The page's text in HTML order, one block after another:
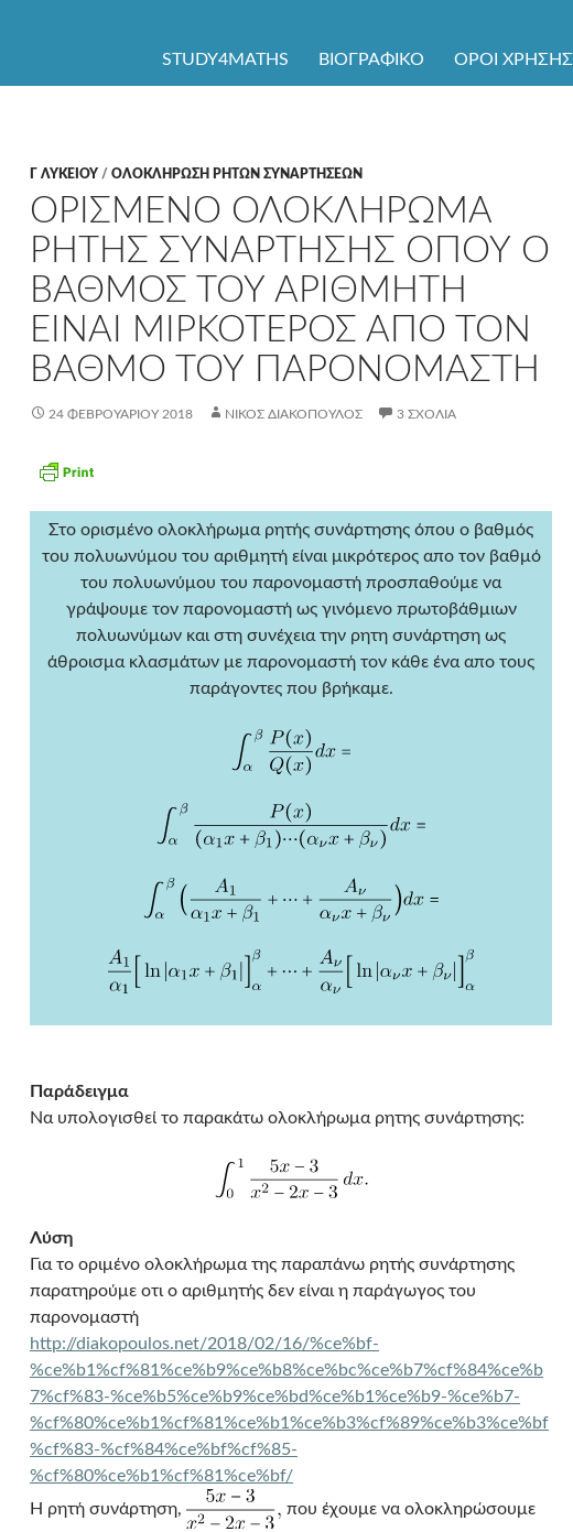
STUDY4MATHS ΒΙΟΓΡΑΦΙΚΌ ΌΡΟΙ ΧΡΉΣΗΣ
Γ ΛΥΚΕΊΟΥ / ΟΛΟΚΛΗΡΩΣΗ ΡΗΤΩΝ ΣΥΝΑΡΤΗΣΕΩΝ
ΟΡΙΣΜΕΝΟ ΟΛΟΚΛΗΡΩΜΑ
ΡΗΤΗΣ ΣΥΝΑΡΤΗΣΗΣ ΟΠΟΥ Ο
ΒΑΘΜΟΣ ΤΟΥ ΑΡΙΘΜΗΤΗ
ΕΙΝΑΙ ΜΙΡΚΟΤΕΡΟΣ ΑΠΟ ΤΟΝ
ΒΑΘΜΟ ΤΟΥ ΠΑΡΟΝΟΜΑΣΤΗ
24 ΦΕΒΡΟΥΑΡΊΟΥ 2018 ΝΊΚΟΣ ΔΙΑΚΌΠΟΥΛΟΣ 3 ΣΧΌΛΙΑ
Στο ορισμένο ολοκλήρωμα ρητής συνάρτησης όπου ο βαθμός
του πολυωνύμου του αριθμητή είναι μικρότερος απο τον βαθμό
του πολυωνύμου του παρονομαστή προσπαθούμε να
γράψουμε τον παρονομαστή ως γινόμενο πρωτοβάθμιων
πολυωνύμων και στη συνέχεια την ρητη συνάρτηση ως
άθροισμα κλασμάτων με παρονομαστή τον κάθε ένα απο τους
παράγοντες που βρήκαμε.
Παράδειγμα
Να υπολογισθεί το παρακάτω ολοκλήρωμα ρητης συνάρτησης:
Λύση
Για το οριμένο ολοκλήρωμα της παραπάνω ρητής συνάρτησης
παρατηρούμε οτι ο αριθμητής δεν είναι η παράγωγος του
παρονομαστή
http://diakopoulos.net/2018/02/16/%ce%bf-
%ce%b1%cf%81%ce%b9%ce%b8%ce%bc%ce%b7%cf%84%ce%b
7%cf%83-%ce%b5%ce%b9%ce%bd%ce%b1%ce%b9-%ce%b7-
%cf%80%ce%b1%cf%81%ce%b1%ce%b3%cf%89%ce%b3%ce%bf
%cf%83-%cf%84%ce%bf%cf%85-
%cf%80%ce%b1%cf%81%ce%bf/
Η ρητή συνάρτηση,
που έχουμε να ολοκληρώσουμε